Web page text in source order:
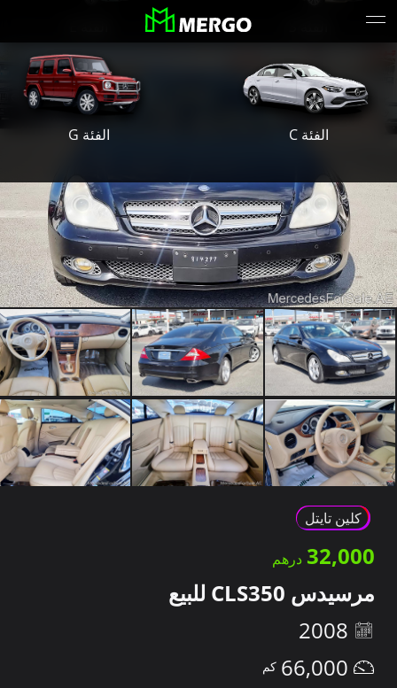
الفئة C الفئة G
كلين تايتل
32,000
مرسيدس CLS350 للبيع
2008
66,000